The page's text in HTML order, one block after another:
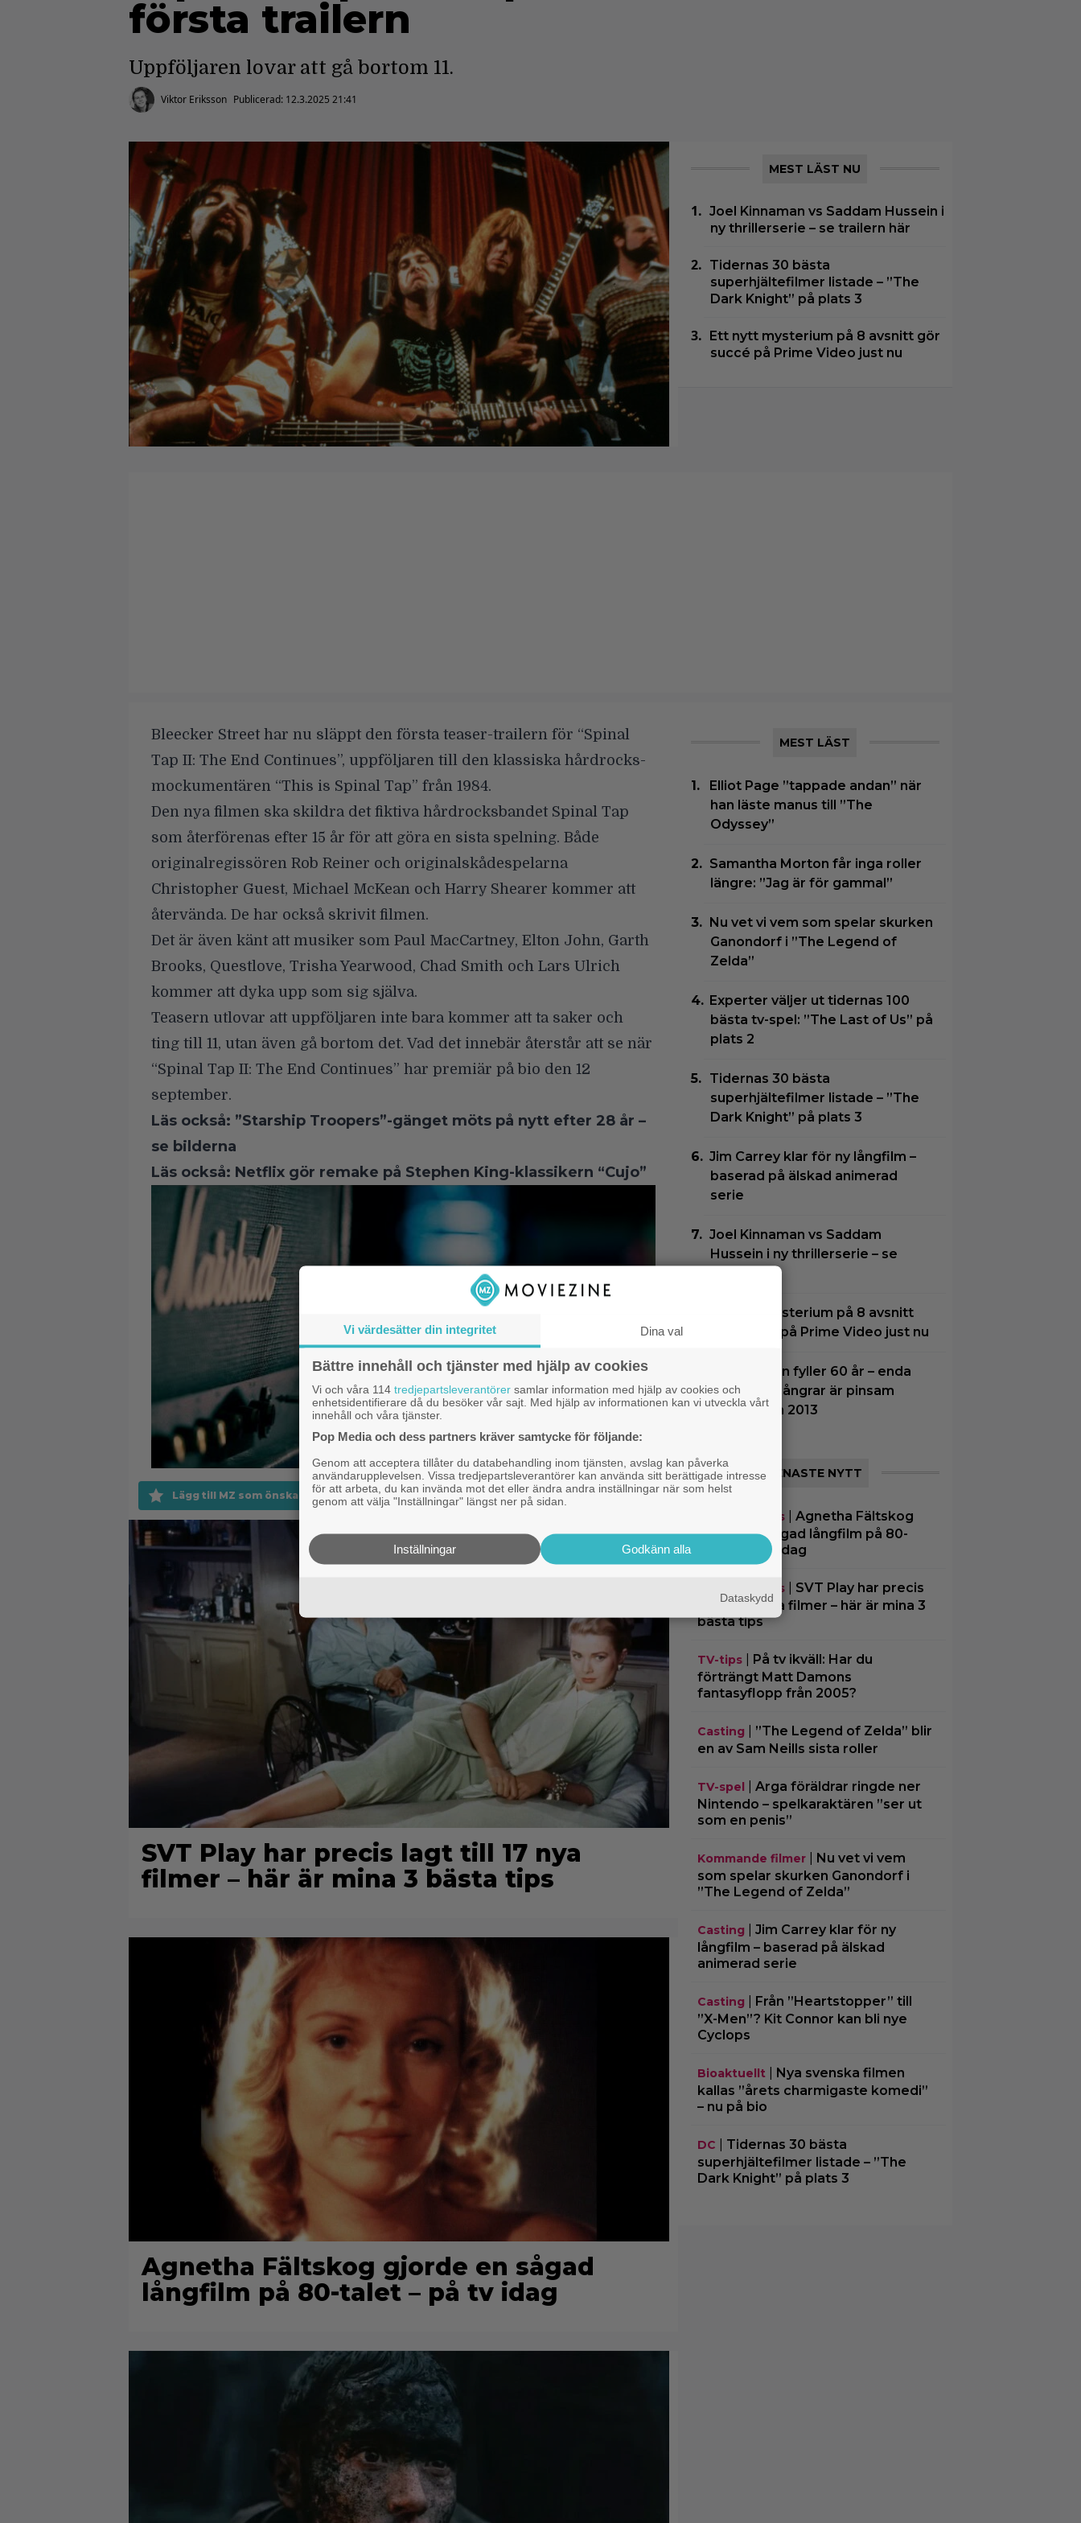
första trailern
Uppföljaren lovar att gå bortom 11.
Viktor Eriksson Publicerad: 12.3.2025 21:41
MEST LÄST NU
Joel Kinnaman vs Saddam Hussein i
ny thrillerserie – se trailern här
Tidernas 30 bästa
superhjältefilmer listade – ”The
Dark Knight” på plats 3
Ett nytt mysterium på 8 avsnitt gör
succé på Prime Video just nu
Bleecker Street har nu släppt den första teaser-trailern för “Spinal
Tap II: The End Continues”, uppföljaren till den klassiska hårdrocks-
mockumentären “This is Spinal Tap” från 1984.
Den nya filmen ska skildra det fiktiva hårdrocksbandet Spinal Tap
som återförenas efter 15 år för att göra en sista spelning. Både
originalregissören Rob Reiner och originalskådespelarna
Christopher Guest, Michael McKean och Harry Shearer kommer att
återvända. De har också skrivit filmen.
Det är även känt att musiker som Paul MacCartney, Elton John, Garth
Brooks, Questlove, Trisha Yearwood, Chad Smith och Lars Ulrich
kommer att dyka upp som sig själva.
Teasern utlovar att uppföljaren inte bara kommer att ta saker och
ting till 11, utan även gå bortom det. Vad det innebär återstår att se när
“Spinal Tap II: The End Continues” har premiär på bio den 12
september.
Läs också: ”Starship Troopers”-gänget möts på nytt efter 28 år –
se bilderna
Läs också: Netflix gör remake på Stephen King-klassikern “Cujo”
Lägg till MZ som önskad källa på Google
SVT Play har precis lagt till 17 nya
filmer – här är mina 3 bästa tips
Agnetha Fältskog gjorde en sågad
långfilm på 80-talet – på tv idag
MEST LÄST
Elliot Page ”tappade andan” när
han läste manus till ”The
Odyssey”
Samantha Morton får inga roller
längre: ”Jag är för gammal”
Nu vet vi vem som spelar skurken
Ganondorf i ”The Legend of
Zelda”
Experter väljer ut tidernas 100
bästa tv-spel: ”The Last of Us” på
plats 2
Tidernas 30 bästa
superhjältefilmer listade – ”The
Dark Knight” på plats 3
Jim Carrey klar för ny långfilm –
baserad på älskad animerad
serie
Joel Kinnaman vs Saddam
Hussein i ny thrillerserie – se
trailern här
Ett nytt mysterium på 8 avsnitt
gör succé på Prime Video just nu
James Gunn fyller 60 år – enda
filmen han ångrar är pinsam
kalkon från 2013
SENASTE NYTT
Streamingtips| Agnetha Fältskog
gjorde en sågad långfilm på 80-
talet – på tv idag
Streamingtips| SVT Play har precis
lagt till 17 nya filmer – här är mina 3
bästa tips
TV-tips| På tv ikväll: Har du
förträngt Matt Damons
fantasyflopp från 2005?
Casting
”The Legend of Zelda” blir
en av Sam Neills sista roller
TV-spel
Arga föräldrar ringde ner
Nintendo – spelkaraktären ”ser ut
som en penis”
Kommande filmer| Nu vet vi vem
som spelar skurken Ganondorf i
”The Legend of Zelda”
Casting
Jim Carrey klar för ny
långfilm – baserad på älskad
animerad serie
Casting
Från ”Heartstopper” till
”X-Men”? Kit Connor kan bli nye
Cyclops
Bioaktuellt| Nya svenska filmen
kallas ”årets charmigaste komedi”
– nu på bio
DC
Tidernas 30 bästa
superhjältefilmer listade – ”The
Dark Knight” på plats 3
Vi värdesätter din integritet Dina val
Bättre innehåll och tjänster med hjälp av cookies
Vi och våra 114 tredjepartsleverantörer samlar information med hjälp av cookies och
enhetsidentifierare då du besöker vår sajt. Med hjälp av informationen kan vi utveckla vårt
innehåll och våra tjänster.
Pop Media och dess partners kräver samtycke för följande:
Genom att acceptera tillåter du databehandling inom tjänsten, avslag kan påverka
användarupplevelsen. Vissa tredjepartsleverantörer kan använda sitt berättigade intresse
för att arbeta, du kan invända mot det eller ändra andra inställningar när som helst
genom att välja "Inställningar" längst ner på sidan.
Godkänn alla
Inställningar
Dataskydd